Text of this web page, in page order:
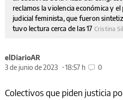
reclamos la violencia económica y
judicial feminista, que fueron
tuvo lectura cerca de las 17 Cristina
elDiarioAR
3 de junio de 2023
18:57 h 0
Colectivos que piden justicia